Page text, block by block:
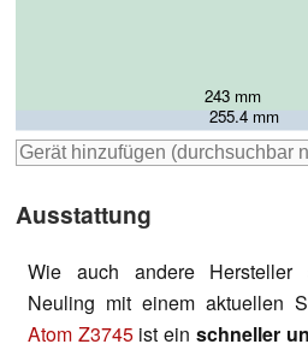
266 mm
263 mm
260.9 mm
255.4 mm
243 mm
Ausstattung
Wie auch andere Hersteller
Neuling mit einem aktuellen
Atom Z3745ist ein schneller